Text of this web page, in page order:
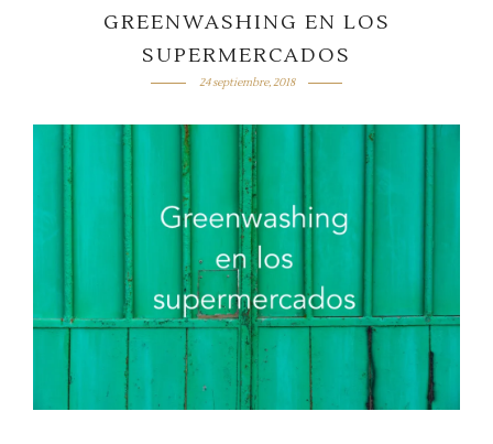
GREENWASHING EN LOS
SUPERMERCADOS
24 septiembre, 2018